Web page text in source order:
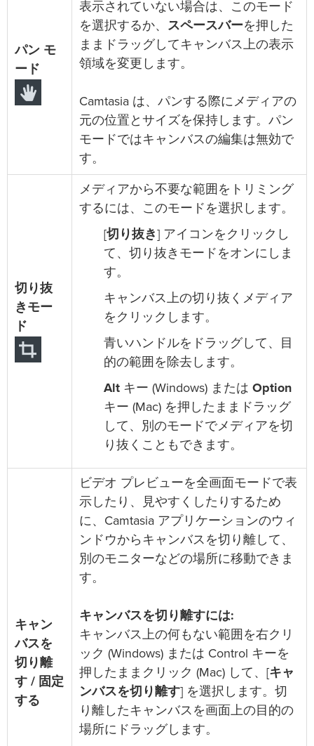
パン モ
ード
表示されていない場合は、このモード
を選択するか、 スペースバーを押した
ままドラッグしてキャンバス上の表示
領域を変更します。
Camtasia は、パンする際にメディアの
元の位置とサイズを保持します。パン
モードではキャンバスの編集は無効で
す。
切り抜
きモー
ド
メディアから不要な範囲をトリミング
するには、このモードを選択します。
切り抜き
] アイコンをクリックし
て、切り抜きモードをオンにしま
す。
キャンバス上の切り抜くメディア
をクリックします。
青いハンドルをドラッグして、目
的の範囲を除去します。
Alt キー (Windows) または Option
キー (Mac) を押したままドラッグ
して、別のモードでメディアを切
り抜くこともできます。
キャン
バスを
切り離
す / 固定
する
ビデオ プレビューを全画面モードで表
示したり、見やすくしたりするため
に、Camtasia アプリケーションのウィ
ンドウからキャンバスを切り離して、
別のモニターなどの場所に移動できま
す。
キャンバスを切り離すには:
キャンバス上の何もない範囲を右クリ
ック (Windows) または Control キーを
押したままクリック (Mac) して、[ キャ
ンバスを切り離す ] を選択します。切
り離したキャンバスを画面上の目的の
場所にドラッグします。